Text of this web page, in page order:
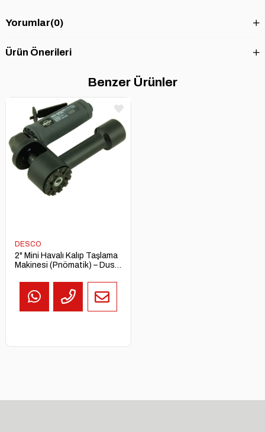
Yorumlar(0)
Ürün Önerileri
Benzer Ürünler
DESCO
2" Mini Havalı Kalıp Taşlama
Makinesi (Pnömatik) – Dust